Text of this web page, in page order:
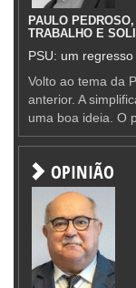
PAULO
TRABALHO E
PSU: um
Volto ao tema da
anterior. A
uma boa ideia. O
OPINIÃO